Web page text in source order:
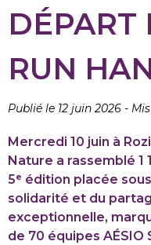
DÉPART
RUN
Publié le 12 juin 2026 -
Mercredi 10 juin à
Nature a rassemblé 1
5ᵉ édition placée
solidarité et du
exceptionnelle,
de 70 équipes AÉSIO